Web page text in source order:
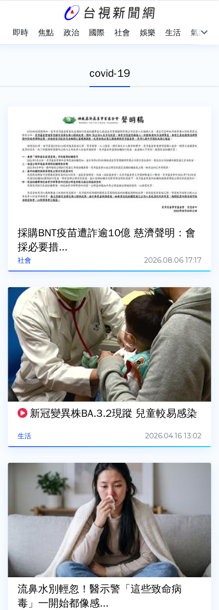
即時 焦點 政治 國際 社會 娛樂 生活 氣象
covid-19
社會
採購BNT疫苗遭詐逾10億 慈濟聲明：會
採必要措...
2026.08.06 17:17
生活
新冠變異株BA.3.2現蹤 兒童較易感染
2026.04.16 13:02
流鼻水別輕忽！醫示警「這些致命病
毒」一開始都像感...